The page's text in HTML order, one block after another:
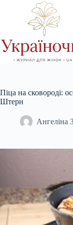
Піца на сковороді:
Штерн
Ангеліна